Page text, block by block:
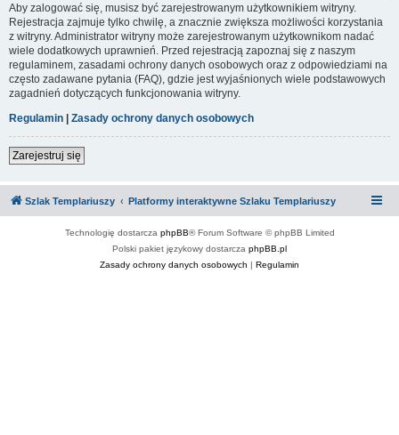
Aby zalogować się, musisz być zarejestrowanym użytkownikiem witryny.
Rejestracja zajmuje tylko chwilę, a znacznie zwiększa możliwości korzystania
z witryny. Administrator witryny może zarejestrowanym użytkownikom nadać
wiele dodatkowych uprawnień. Przed rejestracją zapoznaj się z naszym
regulaminem, zasadami ochrony danych osobowych oraz z odpowiedziami na
często zadawane pytania (FAQ), gdzie jest wyjaśnionych wiele podstawowych
zagadnień dotyczących funkcjonowania witryny.
Regulamin | Zasady ochrony danych osobowych
Zarejestruj się
Szlak Templariuszy Platformy interaktywne Szlaku Templariuszy
Technologię dostarcza phpBB® Forum Software © phpBB Limited
Polski pakiet językowy dostarcza phpBB.pl
Zasady ochrony danych osobowych | Regulamin